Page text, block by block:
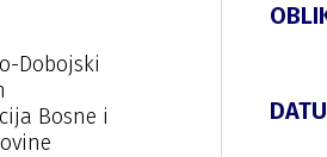
Dobojski
Bosne i